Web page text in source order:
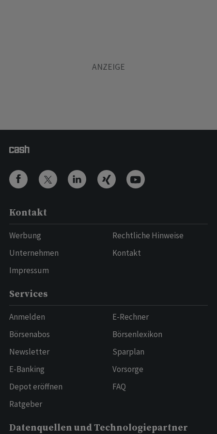
Kontakt
Werbung
Unternehmen
Impressum
Rechtliche Hinweise
Kontakt
Services
Anmelden
Börsenabos
Newsletter
E-Banking
Depot eröffnen
Ratgeber
E-Rechner
Börsenlexikon
Sparplan
Vorsorge
FAQ
Datenquellen und Technologiepartner